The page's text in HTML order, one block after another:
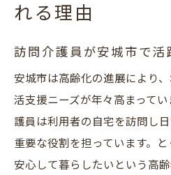
れる理由
訪問介護員が安城市で活
安城市は高齢化の進展により
活支援ニーズが年々高まって
護員は利用者の自宅を訪問し
重要な役割を担っています。
安心して暮らしたいという高